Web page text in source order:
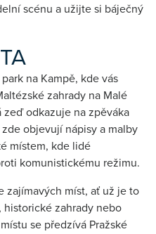
scénu a užijte si báječný
na Kampě, kde vás
zahrady na Malé
zeď odkazuje na zpěváka
objevují nápisy a malby
místem, kde lidé
komunistickému režimu.
zajímavých míst, ať už je to
zahrady nebo
se předzívá Pražské